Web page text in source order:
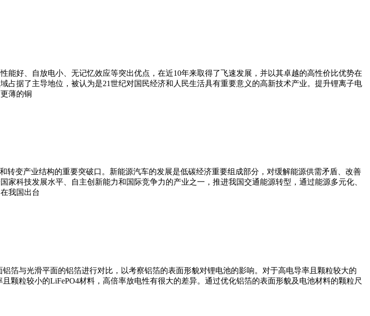
好、自放电小、无记忆效应等突出优点，在近10年来取得了飞速发展，并以其卓越的高性价比优势在
据了主导地位，被认为是21世纪对国民经济和人民生活具有重要意义的高新技术产业。提升锂离子电
薄的铜
转变产业结构的重要突破口。新能源汽车的发展是低碳经济重要组成部分，对缓解能源供需矛盾、改善
科技发展水平、自主创新能力和国际竞争力的产业之一，推进我国交通能源转型，通过能源多元化、
我国出台
箔与光滑平面的铝箔进行对比，以考察铝箔的表面形貌对锂电池的影响。对于高电导率且颗粒较大的
颗粒较小的LiFePO4材料，高倍率放电性有很大的差异。通过优化铝箔的表面形貌及电池材料的颗粒尺